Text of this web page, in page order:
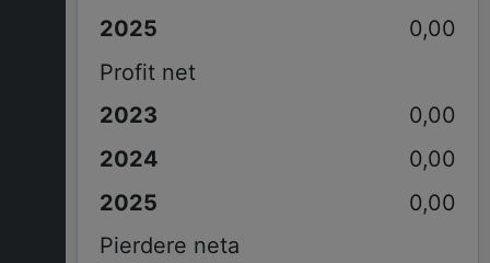
0,00
Profit net
0,00
0,00
0,00
Pierdere neta